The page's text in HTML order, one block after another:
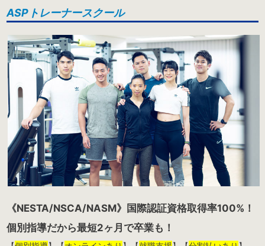
ASPトレーナースクール
《NESTA/NSCA/NASM》国際認証資格取得率100%！
個別指導だから最短2ヶ月で卒業も！